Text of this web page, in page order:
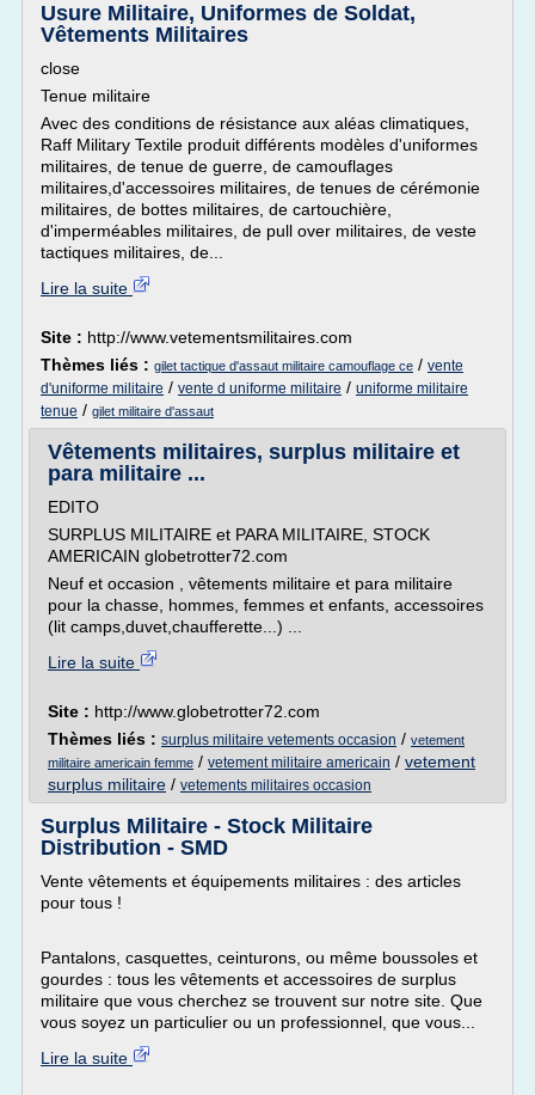
Usure Militaire, Uniformes de Soldat,
Vêtements Militaires
close
Tenue militaire
Avec des conditions de résistance aux aléas climatiques,
Raff Military Textile produit différents modèles d'uniformes
militaires, de tenue de guerre, de camouflages
militaires,d'accessoires militaires, de tenues de cérémonie
militaires, de bottes militaires, de cartouchière,
d'imperméables militaires, de pull over militaires, de veste
tactiques militaires, de...
Lire la suite
Site : http://www.vetementsmilitaires.com
Thèmes liés : gilet tactique d'assaut militaire camouflage ce / vente
d'uniforme militaire / vente d uniforme militaire / uniforme militaire
tenue / gilet militaire d'assaut
Vêtements militaires, surplus militaire et
para militaire ...
EDITO
SURPLUS MILITAIRE et PARA MILITAIRE, STOCK
AMERICAIN globetrotter72.com
Neuf et occasion , vêtements militaire et para militaire
pour la chasse, hommes, femmes et enfants, accessoires
(lit camps,duvet,chaufferette...) ...
Lire la suite
Site : http://www.globetrotter72.com
Thèmes liés : surplus militaire vetements occasion / vetement
militaire americain femme / vetement militaire americain / vetement
surplus militaire / vetements militaires occasion
Surplus Militaire - Stock Militaire
Distribution - SMD
Vente vêtements et équipements militaires : des articles
pour tous !
Pantalons, casquettes, ceinturons, ou même boussoles et
gourdes : tous les vêtements et accessoires de surplus
militaire que vous cherchez se trouvent sur notre site. Que
vous soyez un particulier ou un professionnel, que vous...
Lire la suite